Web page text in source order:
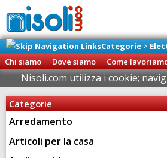
Categorie >
Chi siamo
Dove siamo Come
Nisoli.com utilizza i cookie;
Categorie
Arredamento
Articoli per la casa